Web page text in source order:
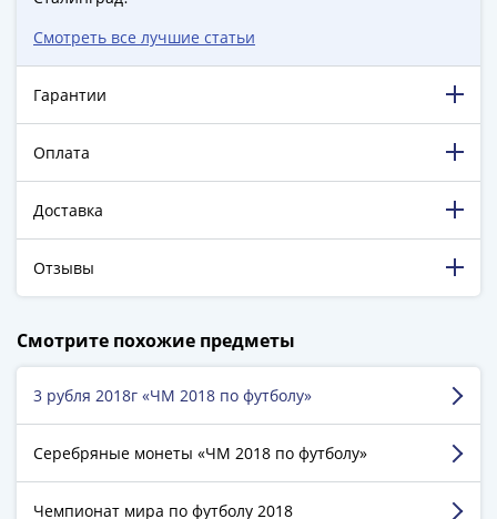
Александр
(1854-
1881)
Николай
(1826-
1855)
Александр
1825)
Павел
(1796-
1801)
Смотреть все лучшие статьи
Гарантии
Оплата
Доставка
Отзывы
5 129 пятизвёздочных отзывов на Яндекс.Маркете.
Косинов Юрий
г. Лиски
Достоинства:магазин отличный, всем доволен,
заказ пришёл вовремя
Смотрите похожие предметы
Чемпионат мира по футболу 2018
Серебряные монеты «ЧМ 2018 по футболу»
3 рубля 2018г «ЧМ 2018 по футболу»